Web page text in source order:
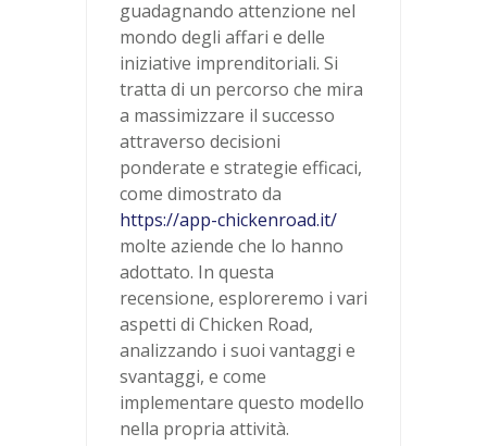
guadagnando attenzione nel
mondo degli affari e delle
iniziative imprenditoriali. Si
tratta di un percorso che mira
a massimizzare il successo
attraverso decisioni
ponderate e strategie efficaci,
come dimostrato da
https://app-chickenroad.it/
molte aziende che lo hanno
adottato. In questa
recensione, esploreremo i vari
aspetti di Chicken Road,
analizzando i suoi vantaggi e
svantaggi, e come
implementare questo modello
nella propria attività.